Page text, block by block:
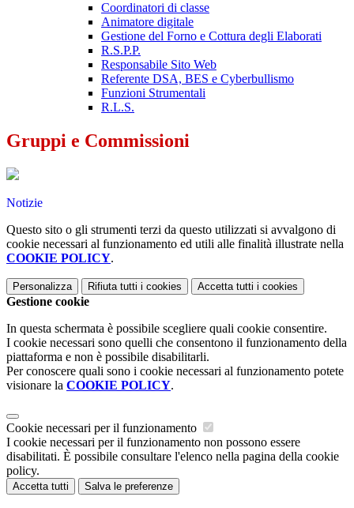
Coordinatori di classe
Animatore digitale
Gestione del Forno e Cottura degli Elaborati
R.S.P.P.
Responsabile Sito Web
Referente DSA, BES e Cyberbullismo
Funzioni Strumentali
R.L.S.
Gruppi e Commissioni
Notizie
Questo sito o gli strumenti terzi da questo utilizzati si avvalgono di
cookie necessari al funzionamento ed utili alle finalità illustrate nella
COOKIE POLICY.
Personalizza Rifiuta tutti i cookies Accetta tutti i cookies
Gestione cookie
In questa schermata è possibile scegliere quali cookie consentire.
I cookie necessari sono quelli che consentono il funzionamento della
piattaforma e non è possibile disabilitarli.
Per conoscere quali sono i cookie necessari al funzionamento potete
visionare la COOKIE POLICY.
Cookie necessari per il funzionamento
I cookie necessari per il funzionamento non possono essere
disabilitati. È possibile consultare l'elenco nella pagina della cookie
policy.
Accetta tutti Salva le preferenze